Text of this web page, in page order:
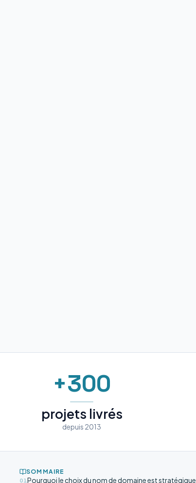
+300
projets livrés
depuis 2013
SOMMAIRE
01Pourquoi le choix du nom de domaine est stratégique